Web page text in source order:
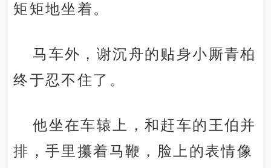
矩矩地坐着。
马车外，谢沉舟的贴身小厮青柏
终于忍不住了。
他坐在车辕上，和赶车的王伯并
排，手里攥着马鞭，脸上的表情像